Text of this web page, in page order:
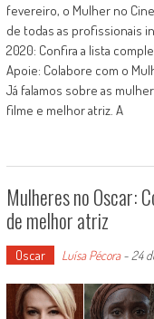
fevereiro, o Mulher no
de todas as profissionais
2020: Confira a lista
Apoie: Colabore com o
Já falamos sobre as
filme e melhor atriz. A
Mulheres no Oscar:
de melhor atriz
Oscar Luísa Pécora- 24